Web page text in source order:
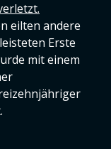
eilten andere
Erste
mit einem